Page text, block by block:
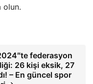
olun.
federasyon
26 kişi eksik, 27
– En güncel spor